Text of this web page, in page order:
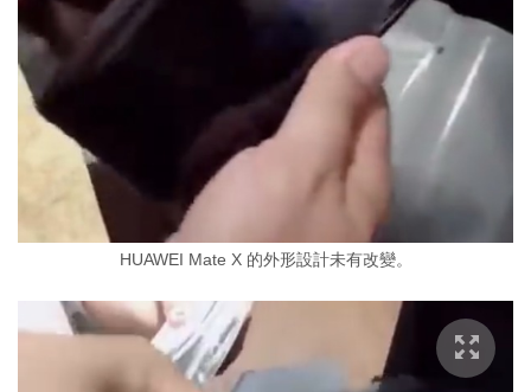
HUAWEI Mate X 的外形設計未有改變。